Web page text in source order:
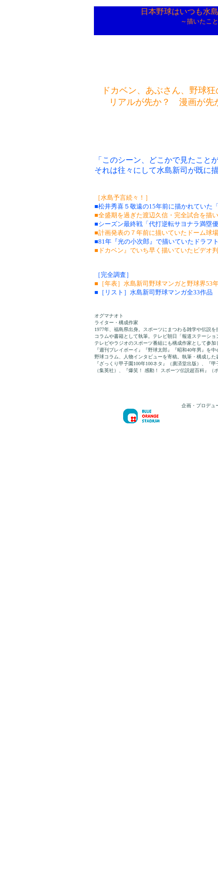
日本野球はいつも水
～描いたこ
ドカベン、あぶさん、野球
リアルが先か？ 漫画が
「このシーン、どこかで見たこと
それは往々にして水島新司が既に
［水島予言続々！］
■松井秀喜５敬遠の15年前に描かれていた
■全盛期を過ぎた渡辺久信・完全試合を描
■シーズン最終戦「代打逆転サヨナラ満塁
■計画発表の７年前に描いていたドーム球
■81年『光の小次郎』で描いていたドラフ
■ドカベン』でいち早く描いていたビデオ
［完全調査］
■［年表］水島新司野球マンガと野球界53
■［リスト］水島新司野球マンガ全33作品
オグマナオト
ライター・構成作家
1977年、福島県出身。スポーツにまつわる雑学や伝説を
コラムや書籍として執筆。テレビ朝日「報道ステーシ
テレビやラジオのスポーツ番組にも構成作家として参加
『週刊プレイボーイ』『野球太郎』『昭和40年男』を
野球コラム、人物インタビューを寄稿。執筆・構成した
『ざっくり甲子園100年100ネタ』（廣済堂出版）、『
（集英社）、『爆笑！ 感動！ スポーツ伝説超百科』（
企画・プロデュ